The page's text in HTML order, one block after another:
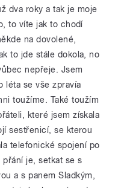
dva roky a tak je moje
to víte jak to chodí
na dovolené,
to jde stále dokola, no
nepřeje. Jsem
léta se vše zpravía
toužíme. Také toužím
které jsem získala
sestřenicí, se kterou
telefonické spojení po
je, setkat se s
a s panem Sladkým,